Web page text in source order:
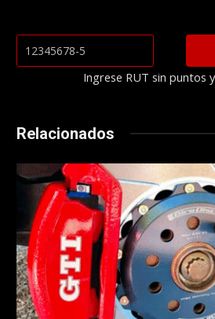
Ingrese RUT sin puntos
Relacionados